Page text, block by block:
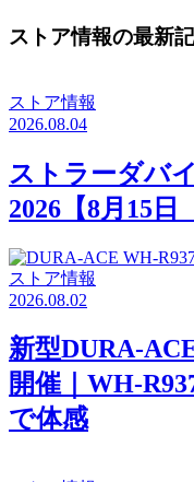
ストア情報の最新
ストア情報
2026.08.04
ストラーダバ
2026【8月15日
ストア情報
2026.08.02
新型DURA-
開催｜WH-
で体感